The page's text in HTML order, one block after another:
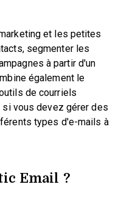
et les petites
segmenter les
à partir d'un
également le
de courriels
vous devez gérer des
types d'e-mails à
Email ?